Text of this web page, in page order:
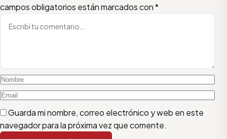
campos obligatorios están marcados con*
Guarda mi nombre, correo electrónico y web en este
navegador para la próxima vez que comente.